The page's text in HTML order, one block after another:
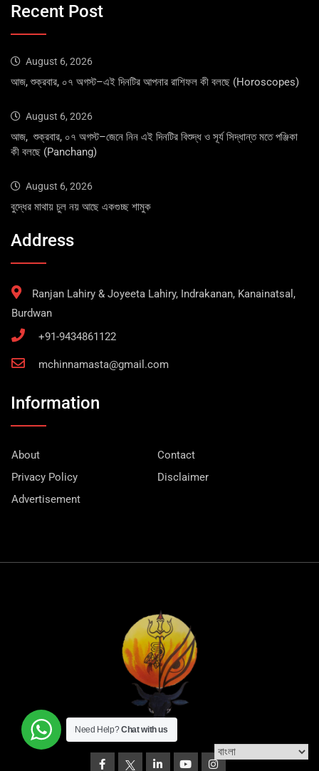
Recent Post
August 6, 2026
আজ, শুক্রবার, ০৭ অগস্ট–এই দিনটির আপনার রাশিফল কী বলছে (Horoscopes)
August 6, 2026
আজ, শুক্রবার, ০৭ অগস্ট–জেনে নিন এই দিনটির বিশুদ্ধ ও সূর্য সিদ্ধান্ত মতে পঞ্জিকা
কী বলছে (Panchang)
August 6, 2026
বুদ্ধের মাথায় চুল নয় আছে একগুচ্ছ শামুক
Address
Ranjan Lahiry & Joyeeta Lahiry, Indrakanan, Kanainatsal,
Burdwan
+91-9434861122
mchinnamasta@gmail.com
Information
About
Contact
Privacy Policy
Disclaimer
Advertisement
Need Help?Chat with us